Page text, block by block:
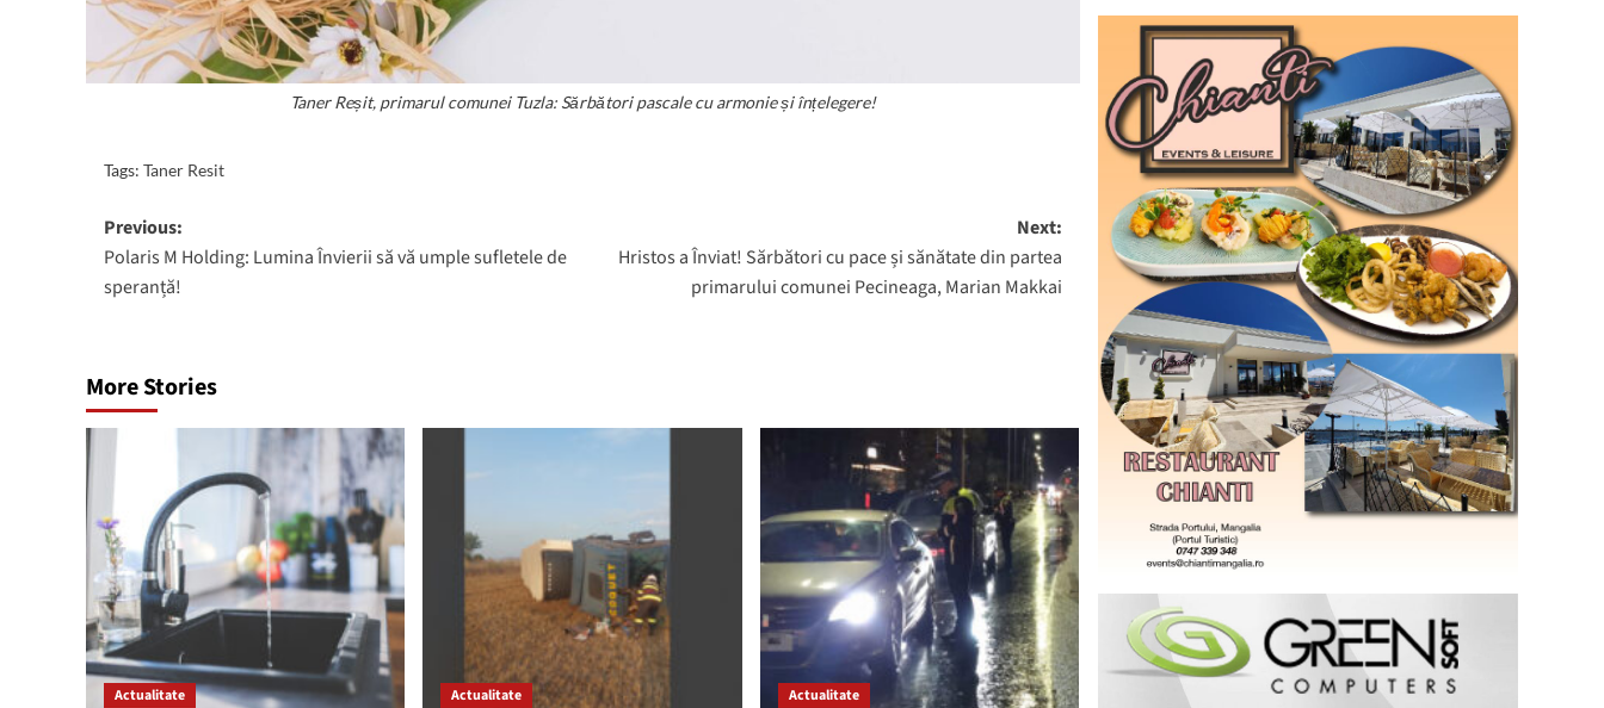
Taner Reșit, primarul comunei Tuzla: Sărbători pascale cu armonie și înțelegere!
Tags: Taner Resit
Post
navigation
Previous:
Polaris M Holding: Lumina Învierii să vă umple sufletele de
speranță!
Next:
Hristos a Înviat! Sărbători cu pace și sănătate din partea
primarului comunei Pecineaga, Marian Makkai
More Stories
Actualitate Actualitate Actualitate